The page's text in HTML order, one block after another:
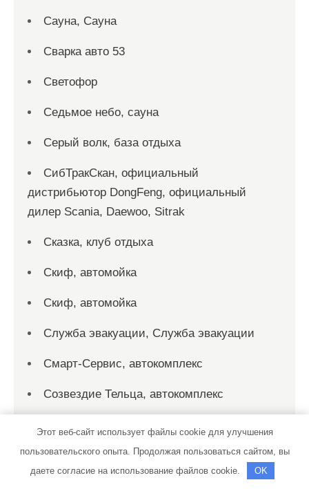
Сауна, Сауна
Сварка авто 53
Светофор
Седьмое небо, сауна
Серый волк, база отдыха
СибТракСкан, официальный
дистрибьютор DongFeng, официальный
дилер Scania, Daewoo, Sitrak
Сказка, клуб отдыха
Скиф, автомойка
Скиф, автомойка
Служба эвакуации, Служба эвакуации
Смарт-Сервис, автокомплекс
Созвездие Тельца, автокомплекс
СТО на Мельничной
Этот веб-сайт использует файлы cookie для улучшения
пользовательского опыта. Продолжая пользоваться сайтом, вы
даете согласие на использование файлов cookie.
OK